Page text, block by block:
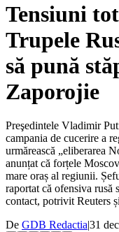
Tensiuni
Trupele
să pună
Zaporojie
Preşedintele Vladimir
campania de cucerire a
urmărească „eliberarea
anunțat că forțele
mare oraș al regiunii.
raportat că ofensiva rusă
contact, potrivit Reuters
De GDB Redactia|31